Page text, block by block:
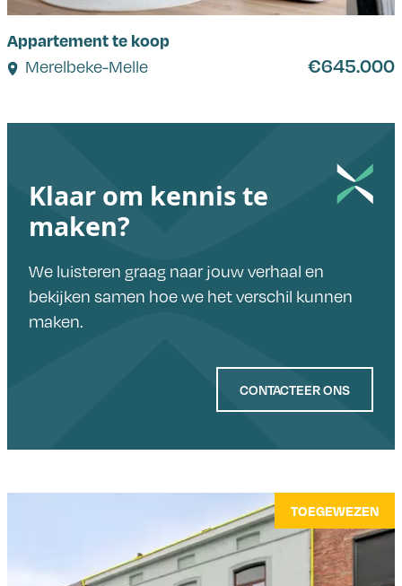
Appartement te koop
Merelbeke-Melle €645.000
Klaar om kennis te
maken?
We luisteren graag naar jouw verhaal en
bekijken samen hoe we het verschil kunnen
maken.
CONTACTEER ONS
TOEGEWEZEN